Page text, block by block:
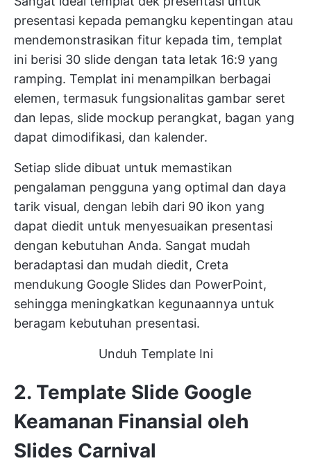
presentasi kepada pemangku kepentingan atau
mendemonstrasikan fitur kepada tim, templat
ini berisi 30 slide dengan tata letak 16:9 yang
ramping. Templat ini menampilkan berbagai
elemen, termasuk fungsionalitas gambar seret
dan lepas, slide mockup perangkat, bagan yang
dapat dimodifikasi, dan kalender.
Setiap slide dibuat untuk memastikan
pengalaman pengguna yang optimal dan daya
tarik visual, dengan lebih dari 90 ikon yang
dapat diedit untuk menyesuaikan presentasi
dengan kebutuhan Anda. Sangat mudah
beradaptasi dan mudah diedit, Creta
mendukung Google Slides dan PowerPoint,
sehingga meningkatkan kegunaannya untuk
beragam kebutuhan presentasi.
Unduh Template Ini
2. Template Slide Google
Keamanan Finansial oleh
Slides Carnival